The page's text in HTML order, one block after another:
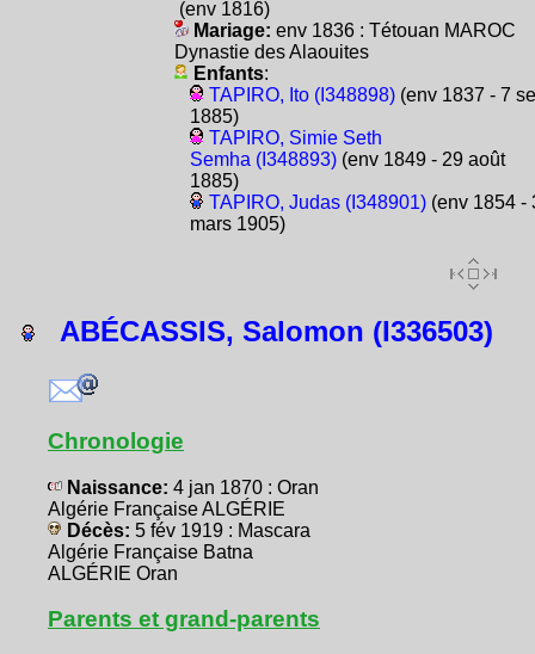
(env 1816)
Mariage: env 1836 : Tétouan MAROC
Dynastie des Alaouites
Enfants:
TAPIRO, Ito (I348898)(env 1837 - 7
1885)
TAPIRO, Simie Seth
Semha (I348893)(env 1849 - 29 août
1885)
TAPIRO, Judas (I348901)(env 1854 -
mars 1905)
ABÉCASSIS, Salomon (I336503)
Chronologie
Naissance: 4 jan 1870 : Oran
Algérie Française ALGÉRIE
Décès: 5 fév 1919 : Mascara
Algérie Française Batna
ALGÉRIE Oran
Parents et grand-parents